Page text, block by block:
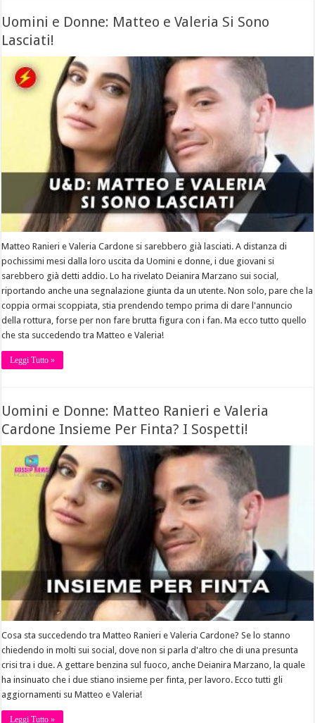
Uomini e Donne: Matteo e Valeria Si Sono
Lasciati!
Matteo Ranieri e Valeria Cardone si sarebbero già lasciati. A distanza di
pochissimi mesi dalla loro uscita da Uomini e donne, i due giovani si
sarebbero già detti addio. Lo ha rivelato Deianira Marzano sui social,
riportando anche una segnalazione giunta da un utente. Non solo, pare che la
coppia ormai scoppiata, stia prendendo tempo prima di dare l'annuncio
della rottura, forse per non fare brutta figura con i fan. Ma ecco tutto quello
che sta succedendo tra Matteo e Valeria!
Leggi Tutto »
Uomini e Donne: Matteo Ranieri e Valeria
Cardone Insieme Per Finta? I Sospetti!
Cosa sta succedendo tra Matteo Ranieri e Valeria Cardone? Se lo stanno
chiedendo in molti sui social, dove non si parla d'altro che di una presunta
crisi tra i due. A gettare benzina sul fuoco, anche Deianira Marzano, la quale
ha insinuato che i due stiano insieme per finta, per lavoro. Ecco tutti gli
aggiornamenti su Matteo e Valeria!
Leggi Tutto »